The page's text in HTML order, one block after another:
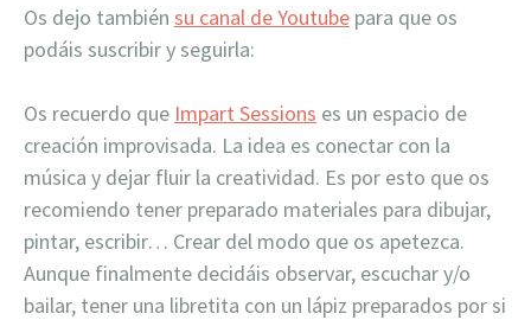
Os dejo también su canal de Youtube para que os
podáis suscribir y seguirla:
Os recuerdo que Impart Sessions es un espacio de
creación improvisada. La idea es conectar con la
música y dejar fluir la creatividad. Es por esto que os
recomiendo tener preparado materiales para dibujar,
pintar, escribir… Crear del modo que os apetezca.
Aunque finalmente decidáis observar, escuchar y/o
bailar, tener una libretita con un lápiz preparados por si